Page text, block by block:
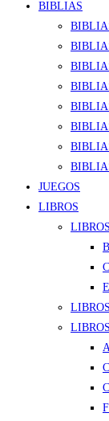
BIBLIAS
JUEGOS
LIBROS